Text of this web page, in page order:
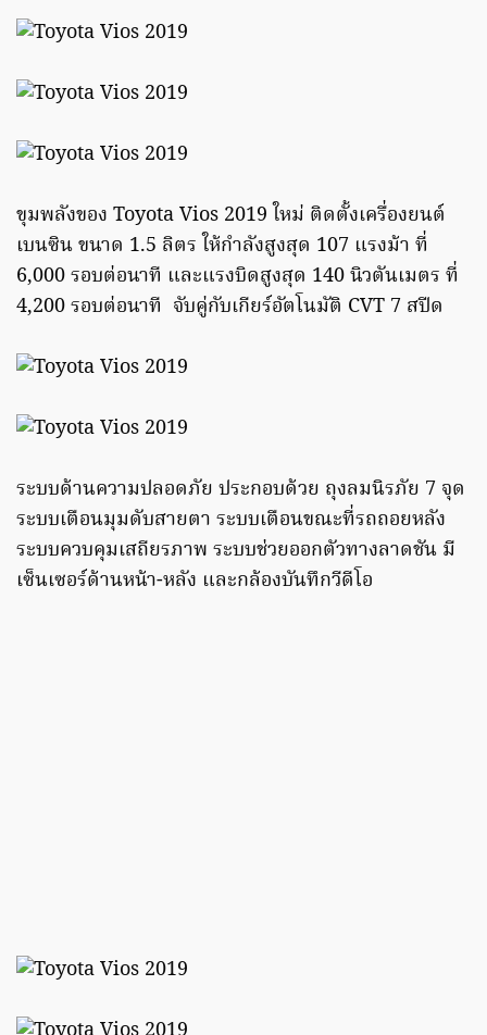
ขุมพลังของ Toyota Vios 2019 ใหม่ ติดตั้งเครื่องยนต์
เบนซิน ขนาด 1.5 ลิตร ให้กำลังสูงสุด 107 แรงม้า ที่
6,000 รอบต่อนาที และแรงบิดสูงสุด 140 นิวตันเมตร ที่
4,200 รอบต่อนาที จับคู่กับเกียร์อัตโนมัติ CVT 7 สปีด
ระบบด้านความปลอดภัย ประกอบด้วย ถุงลมนิรภัย 7 จุด
ระบบเตือนมุมดับสายตา ระบบเตือนขณะที่รถถอยหลัง
ระบบควบคุมเสถียรภาพ ระบบช่วยออกตัวทางลาดชัน มี
เซ็นเซอร์ด้านหน้า-หลัง และกล้องบันทึกวีดีโอ